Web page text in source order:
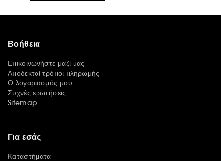
Βοήθεια
Επικοινωνήστε μαζί μας
Αποδεκτοί τρόποι πληρωμής
Ο λογαριασμός μου
Συχνές ερωτήσεις
Sitemap
Για εσάς
Καταστήματα